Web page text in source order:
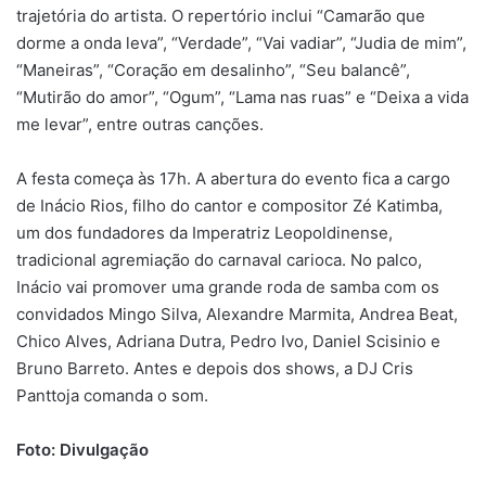
trajetória do artista. O repertório inclui “Camarão que
dorme a onda leva”, “Verdade”, “Vai vadiar”, “Judia de mim”,
“Maneiras”, “Coração em desalinho”, “Seu balancê”,
“Mutirão do amor”, “Ogum”, “Lama nas ruas” e “Deixa a vida
me levar”, entre outras canções.
A festa começa às 17h. A abertura do evento fica a cargo
de Inácio Rios, filho do cantor e compositor Zé Katimba,
um dos fundadores da Imperatriz Leopoldinense,
tradicional agremiação do carnaval carioca. No palco,
Inácio vai promover uma grande roda de samba com os
convidados Mingo Silva, Alexandre Marmita, Andrea Beat,
Chico Alves, Adriana Dutra, Pedro Ivo, Daniel Scisinio e
Bruno Barreto. Antes e depois dos shows, a DJ Cris
Panttoja comanda o som.
Foto: Divulgação